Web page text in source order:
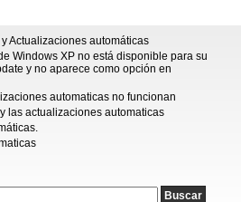
Actualizaciones automáticas
Windows XP no está disponible para su
y no aparece como opción en
automaticas no funcionan
las actualizaciones automaticas